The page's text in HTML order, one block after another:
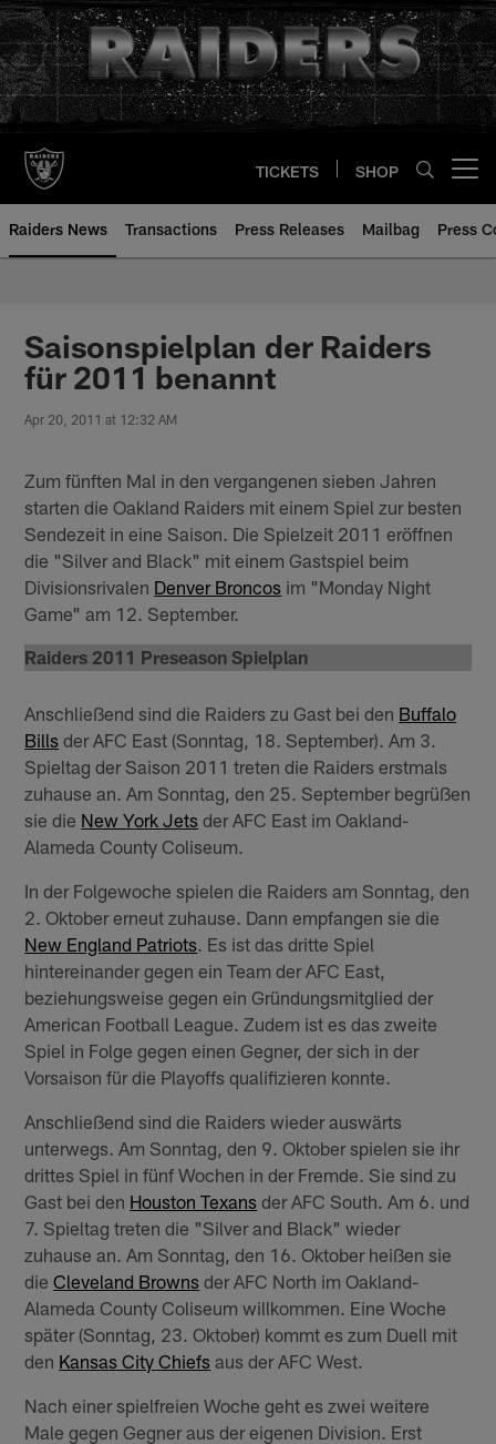
Skip
to
main
content
TICKETS SHOP
Raiders News Transactions Press Releases Mailbag Press
Saisonspielplan der Raiders
für 2011 benannt
Apr 20, 2011 at 12:32 AM
Zum fünften Mal in den vergangenen sieben Jahren
starten die Oakland Raiders mit einem Spiel zur besten
Sendezeit in eine Saison. Die Spielzeit 2011 eröffnen
die "Silver and Black" mit einem Gastspiel beim
Divisionsrivalen Denver Broncos im "Monday Night
Game" am 12. September.
Raiders 2011 Preseason Spielplan
Anschließend sind die Raiders zu Gast bei den Buffalo
Bills der AFC East (Sonntag, 18. September). Am 3.
Spieltag der Saison 2011 treten die Raiders erstmals
zuhause an. Am Sonntag, den 25. September begrüßen
sie die New York Jets der AFC East im Oakland-
Alameda County Coliseum.
In der Folgewoche spielen die Raiders am Sonntag, den
2. Oktober erneut zuhause. Dann empfangen sie die
New England Patriots . Es ist das dritte Spiel
hintereinander gegen ein Team der AFC East,
beziehungsweise gegen ein Gründungsmitglied der
American Football League. Zudem ist es das zweite
Spiel in Folge gegen einen Gegner, der sich in der
Vorsaison für die Playoffs qualifizieren konnte.
Anschließend sind die Raiders wieder auswärts
unterwegs. Am Sonntag, den 9. Oktober spielen sie ihr
drittes Spiel in fünf Wochen in der Fremde. Sie sind zu
Gast bei den Houston Texans der AFC South. Am 6. und
7. Spieltag treten die "Silver and Black" wieder
zuhause an. Am Sonntag, den 16. Oktober heißen sie
dieCleveland Browns der AFC North im Oakland-
Alameda County Coliseum willkommen. Eine Woche
später (Sonntag, 23. Oktober) kommt es zum Duell mit
den Kansas City Chiefs aus der AFC West.
Nach einer spielfreien Woche geht es zwei weitere
Male gegen Gegner aus der eigenen Division. Erst